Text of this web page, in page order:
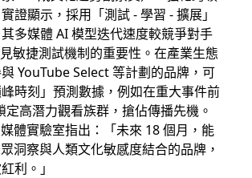
證顯示，採用「測試 - 學習 - 擴展」
多媒體 AI 模型迭代速度較競爭對手
敏捷測試機制的重要性。在產業生態
YouTube Select 等計劃的品牌，可
時刻」預測數據，例如在重大事件前
定高潛力觀看族群，搶佔傳播先機。
體實驗室指出：「未來 18 個月，能
洞察與人類文化敏感度結合的品牌，
利。」